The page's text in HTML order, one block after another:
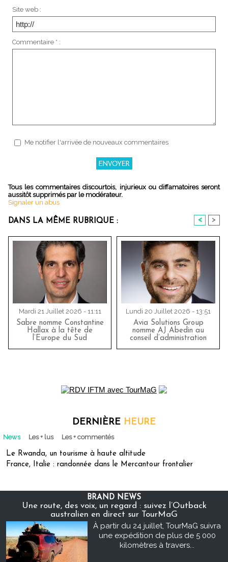
Site web :
Commentaire * :
Me notifier l'arrivée de nouveaux commentaires
Tous les commentaires discourtois, injurieux ou diffamatoires seront
aussitôt supprimés par le modérateur.
Signaler un abus
DANS LA MÊME RUBRIQUE : < >
Mardi 21 Juillet 2026 - 11:11
Sabre nomme Constantine
Hallax à la tête de
l’Europe du Sud
Lundi 20 Juillet 2026 - 13:51
Avia Solutions Group
nomme AJ Abedin au
conseil d’administration
DERNIÈRE HEURE
News Les + lus Les + commentés
Le Rwanda, un tourisme à haute altitude
France, Italie : randonnée dans le Mercantour frontalier
BRAND NEWS
Une route, des voix, un regard : suivez l’Outback
australien en direct sur TourMaG
À partir du 24 juillet, TourMaG suivra
une expédition de plus de 5 000
kilomètres à travers...